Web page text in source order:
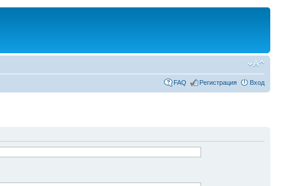
FAQ Регистрация Вход